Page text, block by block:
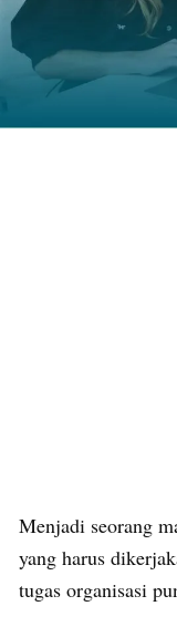
Menjadi seorang
yang harus
tugas organisasi